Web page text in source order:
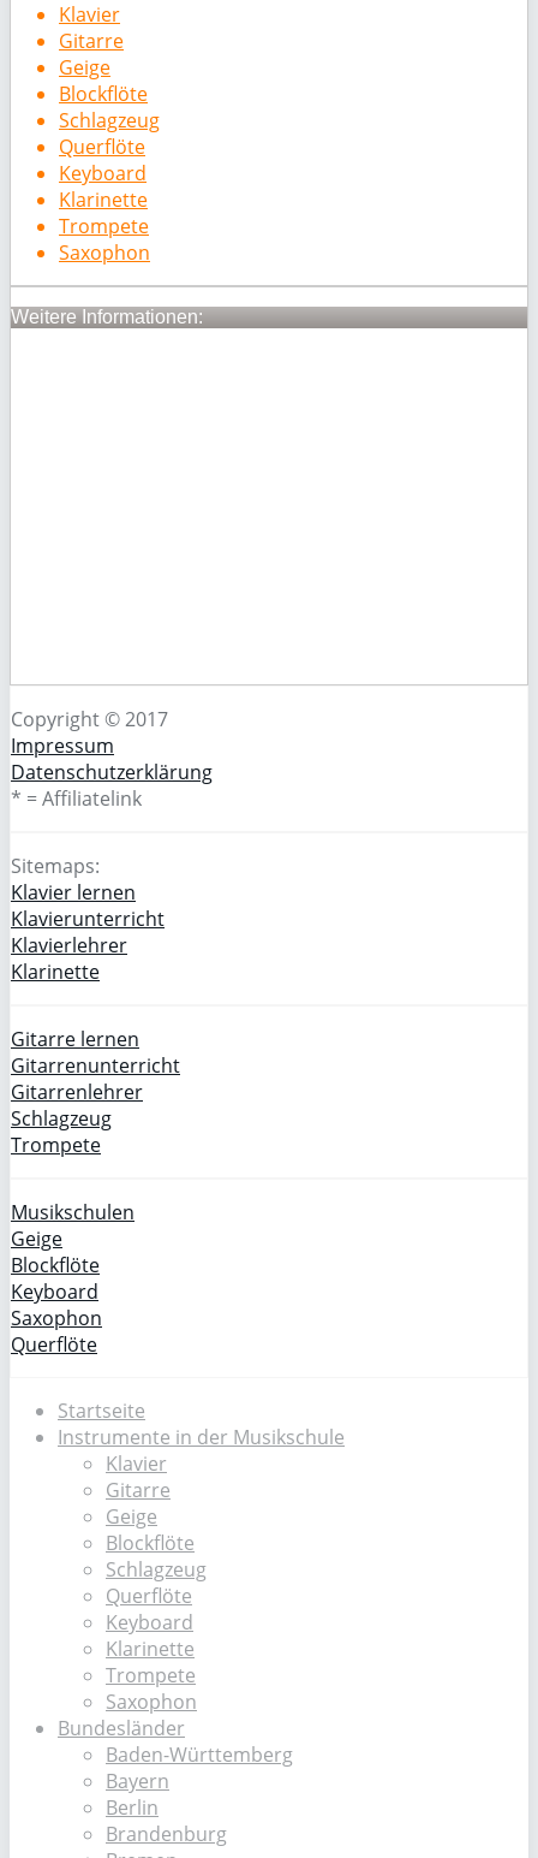
Klavier
Gitarre
Geige
Blockflöte
Schlagzeug
Querflöte
Keyboard
Klarinette
Trompete
Saxophon
Weitere Informationen:
Copyright © 2017
Impressum
Datenschutzerklärung
* = Affiliatelink
Sitemaps:
Klavier lernen
Klavierunterricht
Klavierlehrer
Klarinette
Gitarre lernen
Gitarrenunterricht
Gitarrenlehrer
Schlagzeug
Trompete
Musikschulen
Geige
Blockflöte
Keyboard
Saxophon
Querflöte
Startseite
Instrumente in der Musikschule
Klavier
Gitarre
Geige
Blockflöte
Schlagzeug
Querflöte
Keyboard
Klarinette
Trompete
Saxophon
Bundesländer
Baden-Württemberg
Bayern
Berlin
Brandenburg